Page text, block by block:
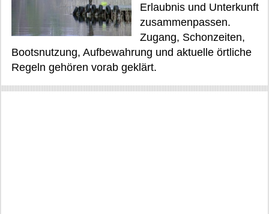
Erlaubnis und Unterkunft
zusammenpassen.
Zugang, Schonzeiten,
Bootsnutzung, Aufbewahrung und aktuelle örtliche
Regeln gehören vorab geklärt.